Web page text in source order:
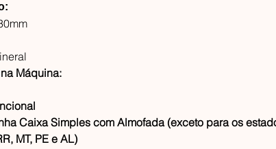
Máquina:
Caixa Simples com Almofada (exceto para os
MT, PE e AL)